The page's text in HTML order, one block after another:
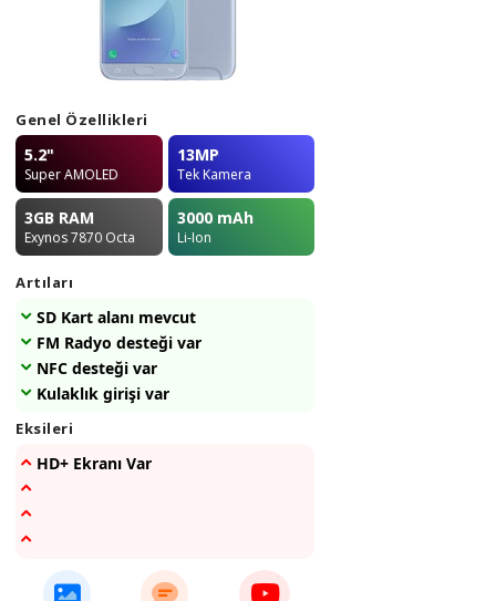
Genel Özellikleri
5.2"
Super AMOLED
13MP
Tek Kamera
3GB RAM
Exynos 7870 Octa
3000 mAh
Li-Ion
Artıları
SD Kart alanı mevcut
FM Radyo desteği var
NFC desteği var
Kulaklık girişi var
Eksileri
HD+ Ekranı Var